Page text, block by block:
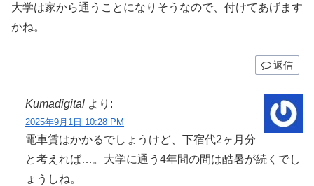
大学は家から通うことになりそうなので、付けてあげます
かね。
返信
Kumadigital より:
2025年9月1日 10:28 PM
電車賃はかかるでしょうけど、下宿代2ヶ月分
と考えれば…。大学に通う4年間の間は酷暑が続くでし
ょうしね。